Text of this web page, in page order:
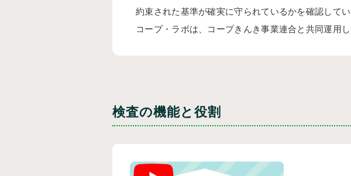
約束された基準が確実に守られているかを確認してい
コープ・ラボは、コープきんき事業連合と共同運用
検査の機能と役割